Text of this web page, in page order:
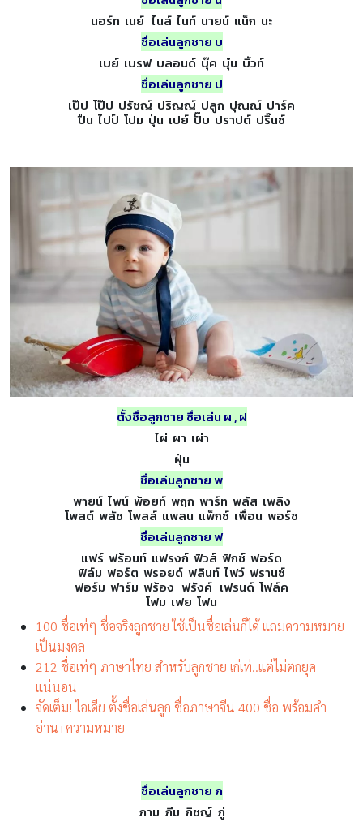
นอร์ท เนย์ ไนล์ ไนท์ นายน์ แน็ก นะ
ชื่อเล่นลูกชาย บ
เบย์ เบรฟ บลอนด์ บุ๊ค บุ๋น บิ้วท์
ชื่อเล่นลูกชาย ป
เป๊ป โป๊ป ปรัชญ์ ปริญญ์ ปลูก ปุณณ์ ปาร์ค
ปืน ไปป์ โปม ปุ่น เปย์ ปั๊บ ปราปต์ ปริ๊นซ์
ตั้งชื่อลูกชาย ชื่อเล่น ผ , ฝ
ไผ่ ผา เผ่า
ฝุ่น
ชื่อเล่นลูกชายพ
พายน์ ไพน์ พ้อยท์ พฤก พาร์ท พลัส เพลิง
โพสต์ พลัช โพลล์ แพลน แพ็กซ์ เพื่อน พอร์ช
ชื่อเล่นลูกชาย ฟ
แฟร์ ฟร้อนท์ แฟรงก์ ฟิวส์ ฟิกซ์ ฟอร์ด
ฟิล์ม ฟอร์ต ฟรอยด์ ฟลินท์ ไฟว์ ฟรานซ์
ฟอร์ม ฟาร์ม ฟร้อง ฟรังค์ เฟรนด์ โฟล์ค
โฟม เฟย โฟน
100 ชื่อเท่ๆ ชื่อจริงลูกชาย ใช้เป็นชื่อเล่นก็ได้ แถมความหมาย
เป็นมงคล
212 ชื่อเท่ๆ ภาษาไทย สำหรับลูกชาย เก๋เท่..แต่ไม่ตกยุค
แน่นอน
จัดเต็ม! ไอเดีย ตั้งชื่อเล่นลูก ชื่อภาษาจีน 400 ชื่อ พร้อมคำ
อ่าน+ความหมาย
ชื่อเล่นลูกชาย ภ
ภาม ภีม ภิชญ์ ภู่